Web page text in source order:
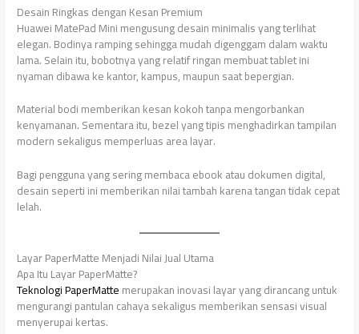
Desain Ringkas dengan Kesan Premium
Huawei MatePad Mini mengusung desain minimalis yang terlihat
elegan. Bodinya ramping sehingga mudah digenggam dalam waktu
lama. Selain itu, bobotnya yang relatif ringan membuat tablet ini
nyaman dibawa ke kantor, kampus, maupun saat bepergian.
Material bodi memberikan kesan kokoh tanpa mengorbankan
kenyamanan. Sementara itu, bezel yang tipis menghadirkan tampilan
modern sekaligus memperluas area layar.
Bagi pengguna yang sering membaca ebook atau dokumen digital,
desain seperti ini memberikan nilai tambah karena tangan tidak cepat
lelah.
Layar PaperMatte Menjadi Nilai Jual Utama
Apa Itu Layar PaperMatte?
Teknologi PaperMattemerupakan inovasi layar yang dirancang untuk
mengurangi pantulan cahaya sekaligus memberikan sensasi visual
menyerupai kertas.